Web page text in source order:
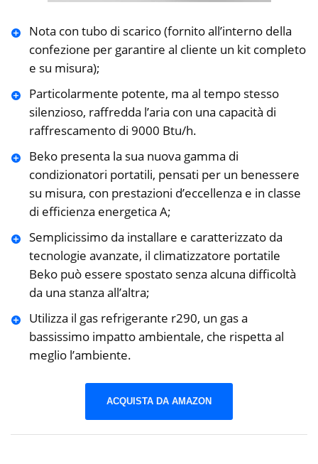
Nota con tubo di scarico (fornito all’interno della
confezione per garantire al cliente un kit completo
e su misura);
Particolarmente potente, ma al tempo stesso
silenzioso, raffredda l’aria con una capacità di
raffrescamento di 9000 Btu/h.
Beko presenta la sua nuova gamma di
condizionatori portatili, pensati per un benessere
su misura, con prestazioni d’eccellenza e in classe
di efficienza energetica A;
Semplicissimo da installare e caratterizzato da
tecnologie avanzate, il climatizzatore portatile
Beko può essere spostato senza alcuna difficoltà
da una stanza all’altra;
Utilizza il gas refrigerante r290, un gas a
bassissimo impatto ambientale, che rispetta al
meglio l’ambiente.
ACQUISTA DA AMAZON